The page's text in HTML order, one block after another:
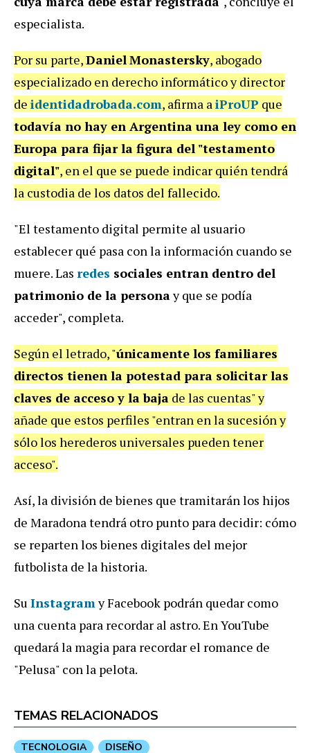
especialista.
Por su parte,Daniel Monastersky, abogado
especializado en derecho informático y director
de identidadrobada.com, afirma a iProUP que
todavía no hay en Argentina una ley como en
Europa para fijar la figura del "testamento
digital", en el que se puede indicar quién tendrá
la custodia de los datos del fallecido.
"El testamento digital permite al usuario
establecer qué pasa con la información cuando se
muere. Las redes sociales entran dentro del
patrimonio de la personay que se podía
acceder", completa.
Según el letrado, "únicamente los familiares
directos tienen la potestad para solicitar las
claves de acceso y la baja de las cuentas" y
añade que estos perfiles "entran en la sucesión y
sólo los herederos universales pueden tener
acceso".
Así, la división de bienes que tramitarán los hijos
de Maradona tendrá otro punto para decidir: cómo
se reparten los bienes digitales del mejor
futbolista de la historia.
Su Instagramy Facebook podrán quedar como
una cuenta para recordar al astro. En YouTube
quedará la magia para recordar el romance de
"Pelusa" con la pelota.
TEMAS RELACIONADOS
TECNOLOGIA
DISEÑO